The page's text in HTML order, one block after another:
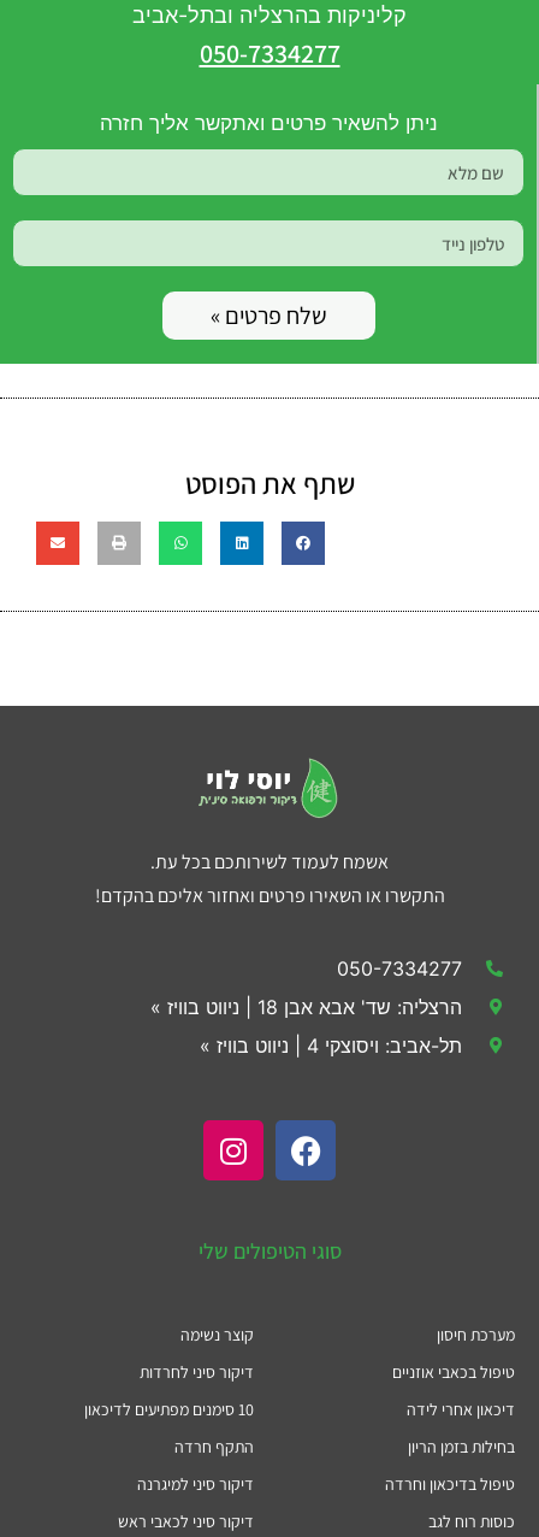
קליניקות בהרצליה ובתל-אביב
050-7334277
ניתן להשאיר פרטים ואתקשר אליך חזרה
שלח פרטים »
שתף את הפוסט
אשמח לעמוד לשירותכם בכל עת.
התקשרו או השאירו פרטים ואחזור אליכם בהקדם!
050-7334277
הרצליה: שד' אבא אבן 18 | ניווט בוויז »
תל-אביב: ויסוצקי 4 | ניווט בוויז »
סוגי הטיפולים שלי
מערכת חיסון
טיפול בכאבי אוזניים
דיכאון אחרי לידה
בחילות בזמן הריון
טיפול בדיכאון וחרדה
כוסות רוח לגב
קוצר נשימה
דיקור סיני לחרדות
10 סימנים מפתיעים לדיכאון
התקף חרדה
דיקור סיני למיגרנה
דיקור סיני לכאבי ראש